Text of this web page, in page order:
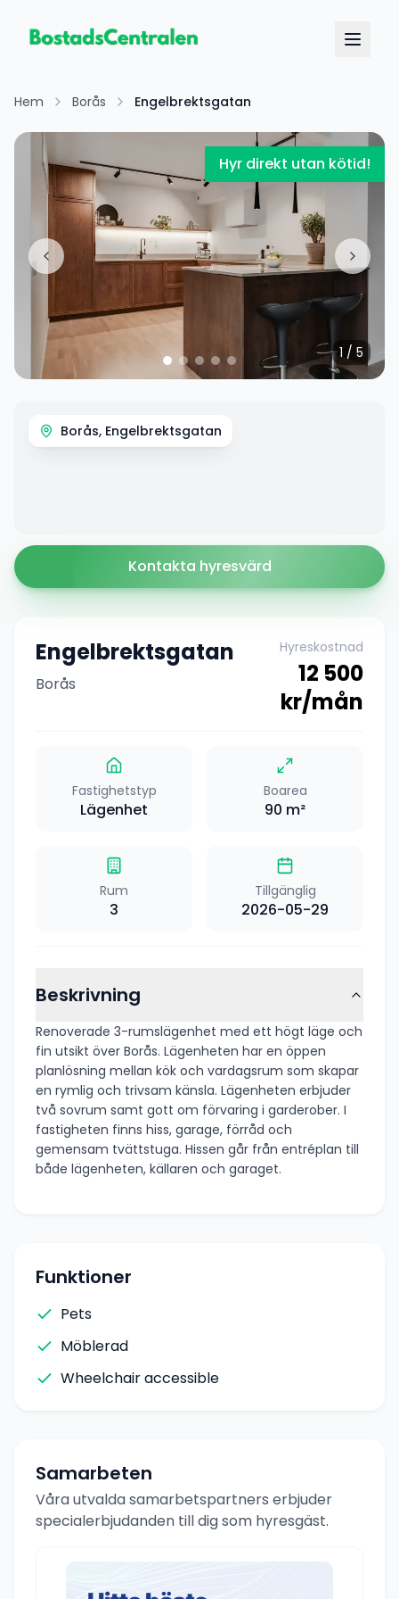
Hem Borås Engelbrektsgatan
Hyr direkt utan kötid!
1 / 5
Borås, Engelbrektsgatan
Kontakta hyresvärd
Engelbrektsgatan
Borås
Hyreskostnad
12 500
kr/mån
Fastighetstyp
Lägenhet
Boarea
90 m²
Rum
3
Tillgänglig
2026-05-29
Beskrivning
Renoverade 3-rumslägenhet med ett högt läge och
fin utsikt över Borås. Lägenheten har en öppen
planlösning mellan kök och vardagsrum som skapar
en rymlig och trivsam känsla. Lägenheten erbjuder
två sovrum samt gott om förvaring i garderober. I
fastigheten finns hiss, garage, förråd och
gemensam tvättstuga. Hissen går från entréplan till
både lägenheten, källaren och garaget.
Funktioner
Pets
Möblerad
Wheelchair accessible
Samarbeten
Våra utvalda samarbetspartners erbjuder
specialerbjudanden till dig som hyresgäst.